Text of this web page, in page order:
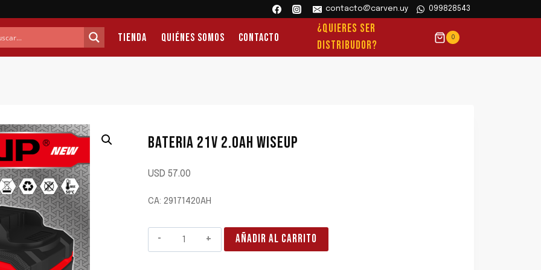
contacto@carven.uy 099828543
Tienda Quiénes Somos Contacto
¿QUIERES SER
DISTRIBUDOR?
0
BATERIA 21V 2.0AH WISEUP
USD 57.00
CA: 29171420AH
BATERIA
21V
AÑADIR AL CARRITO